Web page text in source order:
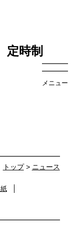
定時制
メニュー
トップ> ニュース